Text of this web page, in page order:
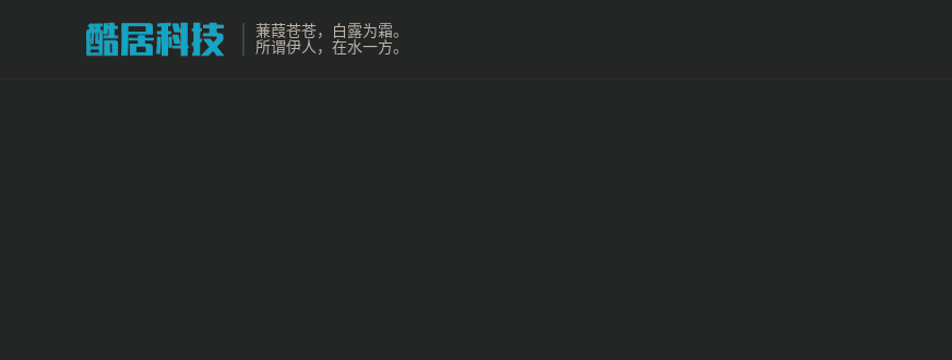
蒹葭苍苍，白露为霜。
所谓伊人，在水一方。